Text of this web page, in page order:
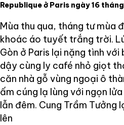
Republique ở Paris ngày 16 tháng
Mùa thu qua, tháng tư mùa
khoác áo tuyết trắng trời.
Gòn ở Paris lại nặng tình với
dậy cùng ly café nhỏ giọt
căn nhà gỗ vùng ngoại ô
ấm cúng lạ lùng với ngọn
lẫn đêm. Cung Trầm Tưởng
lên